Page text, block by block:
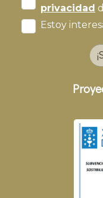
privacidad
Estoy